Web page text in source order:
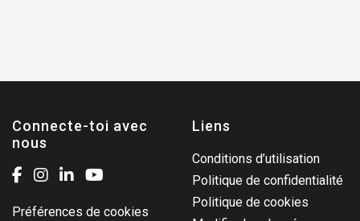
Connecte-toi avec
nous
Préférences de cookies
Liens
Conditions d’utilisation
Politique de confidentialité
Politique de cookies